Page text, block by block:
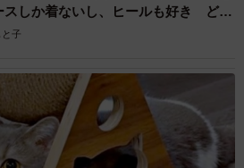
スしか着ないし、ヒールも好き どの
子